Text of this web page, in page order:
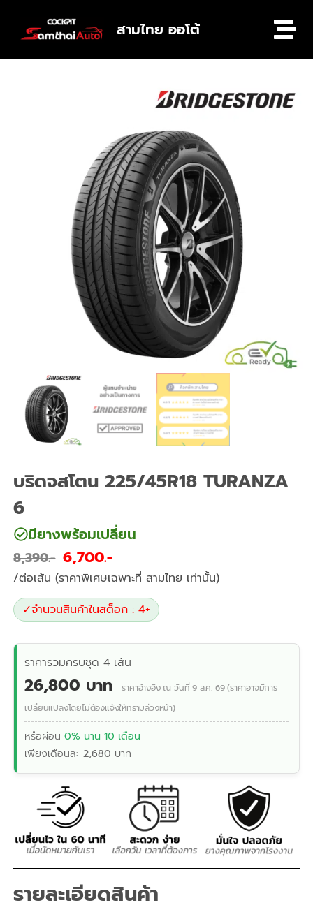
สามไทย ออโต้
บริดจสโตน 225/45R18 TURANZA
6
มียางพร้อมเปลี่ยน
8,390 6,700
/ต่อเส้น (ราคาพิเศษเฉพาะที่ สามไทย เท่านั้น)
✓จำนวนสินค้าในสต็อก : 4+
ราคารวมครบชุด 4 เส้น
26,800 บาท
ราคาอ้างอิง ณ วันที่ 9 ส.ค. 69 (ราคาอาจมีการ
เปลี่ยนแปลงโดยไม่ต้องแจ้งให้ทราบล่วงหน้า)
หรือผ่อน0% นาน 10 เดือน
เพียงเดือนละ2,680 บาท
รายละเอียดสินค้า